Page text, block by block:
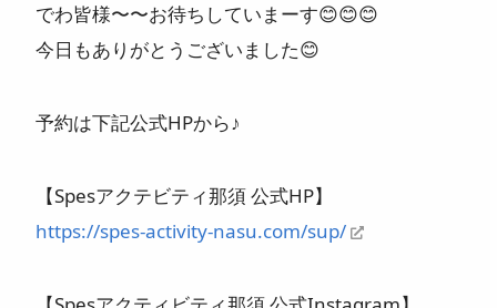
でわ皆様〜〜お待ちしていまーす😊😊😊
今日もありがとうございました😊
予約は下記公式HPから♪
【Spesアクテビティ那須 公式HP】
https://spes-activity-nasu.com/sup/